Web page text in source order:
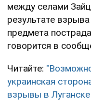
между селами
результате
предмета
говорится в
Читайте:
украинская
взрывы в Луганске